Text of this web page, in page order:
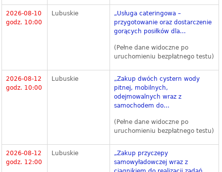
2026-08-10
godz. 10:00
Lubuskie
„Usługa cateringowa –
przygotowanie oraz dostarczenie
gorących posiłków dla...
(Pełne dane widoczne po
uruchomieniu bezpłatnego testu)
2026-08-12
godz. 10:00
Lubuskie
„Zakup dwóch cystern wody
pitnej, mobilnych,
odejmowalnych wraz z
samochodem do...
(Pełne dane widoczne po
uruchomieniu bezpłatnego testu)
2026-08-12
godz. 12:00
Lubuskie
„Zakup przyczepy
samowyładowczej wraz z